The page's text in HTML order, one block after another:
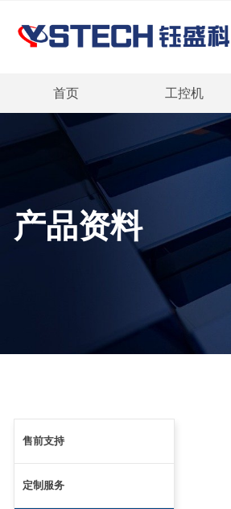
首页 工控机
产品资料
售前支持
定制服务